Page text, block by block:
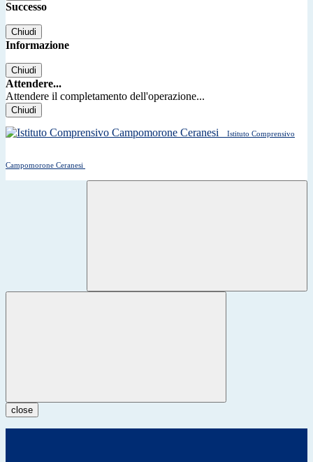
Successo
Chiudi
Informazione
Chiudi
Attendere...
Attendere il completamento dell'operazione...
Chiudi
Istituto Comprensivo
Campomorone Ceranesi
close